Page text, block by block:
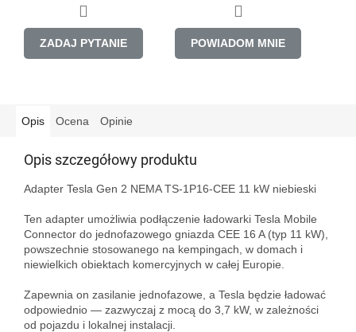
ZADAJ PYTANIE POWIADOM MNIE
Opis Ocena Opinie
Opis szczegółowy produktu
Adapter Tesla Gen 2 NEMA TS-1P16-CEE 11 kW niebieski
Ten adapter umożliwia podłączenie ładowarki Tesla Mobile
Connector do jednofazowego gniazda CEE 16 A (typ 11 kW),
powszechnie stosowanego na kempingach, w domach i
niewielkich obiektach komercyjnych w całej Europie.
Zapewnia on zasilanie jednofazowe, a Tesla będzie ładować
odpowiednio — zazwyczaj z mocą do 3,7 kW, w zależności
od pojazdu i lokalnej instalacji.